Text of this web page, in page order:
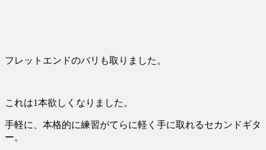
フレットエンドのバリも取りました。
これは1本欲しくなりました。
手軽に、本格的に練習がてらに軽く手に取れるセカンドギタ
ー。